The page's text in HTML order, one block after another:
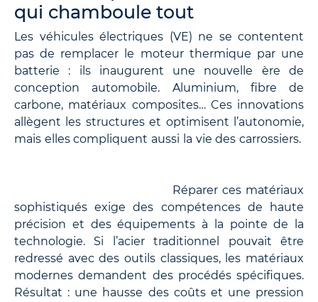
qui chamboule tout
Les véhicules électriques (VE) ne se contentent
pas de remplacer le moteur thermique par une
batterie : ils inaugurent une nouvelle ère de
conception automobile. Aluminium, fibre de
carbone, matériaux composites… Ces innovations
allègent les structures et optimisent l’autonomie,
mais elles compliquent aussi la vie des carrossiers.
Réparer ces matériaux
sophistiqués exige des compétences de haute
précision et des équipements à la pointe de la
technologie. Si l’acier traditionnel pouvait être
redressé avec des outils classiques, les matériaux
modernes demandent des procédés spécifiques.
Résultat : une hausse des coûts et une pression